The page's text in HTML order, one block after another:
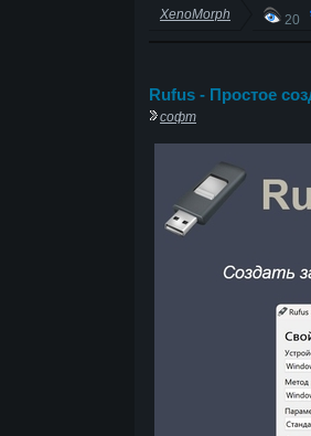
XenoMorph 20
Rufus - Простое
софт